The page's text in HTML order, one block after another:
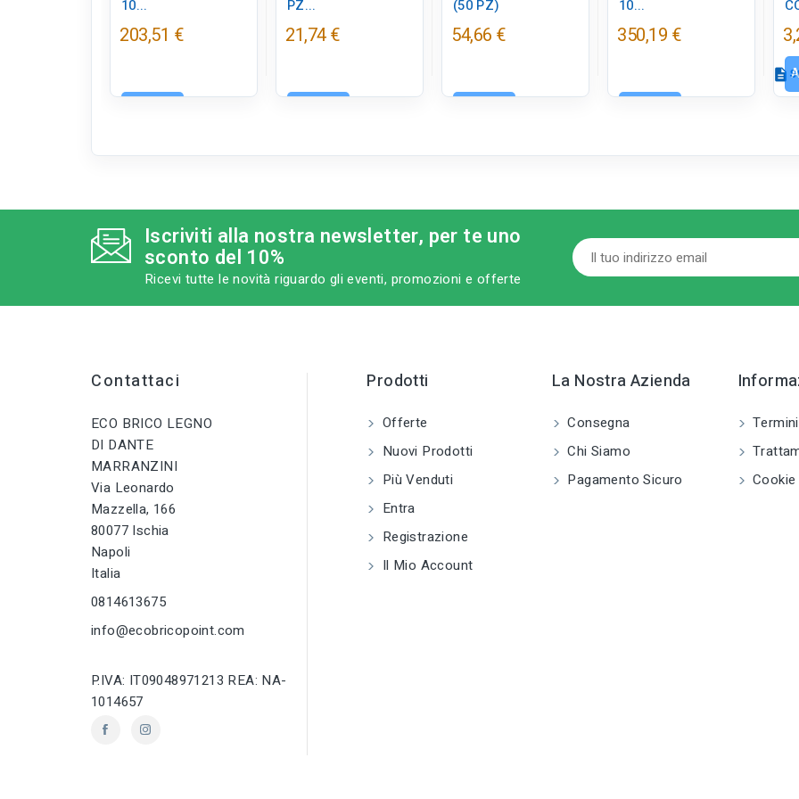
10...
203,51 €
PZ...
21,74 €
(50 PZ)
54,66 €
10...
350,19 €
description
Iscriviti alla nostra newsletter, per te uno
sconto del 10%
Ricevi tutte le novità riguardo gli eventi, promozioni e offerte
Contattaci
ECO BRICO LEGNO
DI DANTE
MARRANZINI
Via Leonardo
Mazzella, 166
80077 Ischia
Napoli
Italia
0814613675
info@ecobricopoint.com
P.IVA: IT09048971213 REA: NA-
1014657
Prodotti
Offerte
Nuovi Prodotti
Più Venduti
Entra
Registrazione
Il Mio Account
La Nostra Azienda
Consegna
Chi Siamo
Pagamento Sicuro